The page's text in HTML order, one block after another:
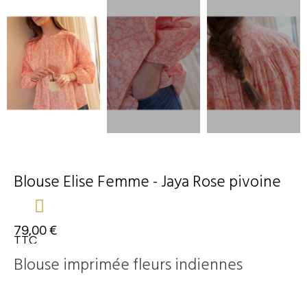
Blouse Elise Femme - Jaya Rose pivoine
79,00 €
TTC
Blouse imprimée fleurs indiennes